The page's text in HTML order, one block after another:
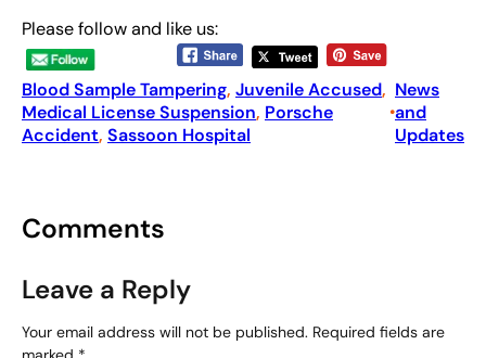
Please follow and like us:
Blood Sample Tampering, Juvenile Accused
Medical License Suspension, Porsche
Accident, Sassoon Hospital
•
News
and
Updates
Comments
Leave a Reply
Your email address will not be published. Required fields are